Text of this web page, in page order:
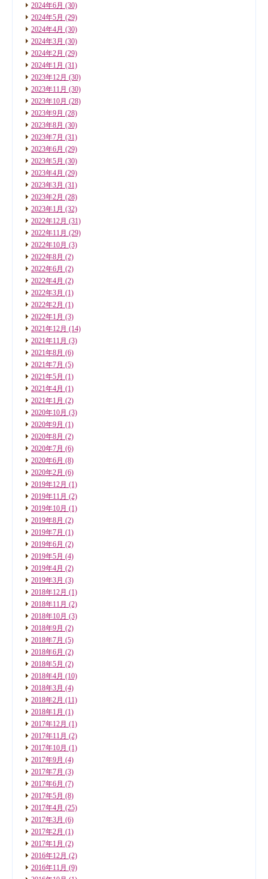
2024年6月 (30)
2024年5月 (29)
2024年4月 (30)
2024年3月 (30)
2024年2月 (29)
2024年1月 (31)
2023年12月 (30)
2023年11月 (30)
2023年10月 (28)
2023年9月 (28)
2023年8月 (30)
2023年7月 (31)
2023年6月 (29)
2023年5月 (30)
2023年4月 (29)
2023年3月 (31)
2023年2月 (28)
2023年1月 (32)
2022年12月 (31)
2022年11月 (29)
2022年10月 (3)
2022年8月 (2)
2022年6月 (2)
2022年4月 (2)
2022年3月 (1)
2022年2月 (1)
2022年1月 (3)
2021年12月 (14)
2021年11月 (3)
2021年8月 (6)
2021年7月 (5)
2021年5月 (1)
2021年4月 (1)
2021年1月 (2)
2020年10月 (3)
2020年9月 (1)
2020年8月 (2)
2020年7月 (6)
2020年6月 (8)
2020年2月 (6)
2019年12月 (1)
2019年11月 (2)
2019年10月 (1)
2019年8月 (2)
2019年7月 (1)
2019年6月 (2)
2019年5月 (4)
2019年4月 (2)
2019年3月 (3)
2018年12月 (1)
2018年11月 (2)
2018年10月 (3)
2018年9月 (2)
2018年7月 (5)
2018年6月 (2)
2018年5月 (2)
2018年4月 (10)
2018年3月 (4)
2018年2月 (11)
2018年1月 (1)
2017年12月 (1)
2017年11月 (2)
2017年10月 (1)
2017年9月 (4)
2017年7月 (3)
2017年6月 (7)
2017年5月 (8)
2017年4月 (25)
2017年3月 (6)
2017年2月 (1)
2017年1月 (2)
2016年12月 (2)
2016年11月 (9)